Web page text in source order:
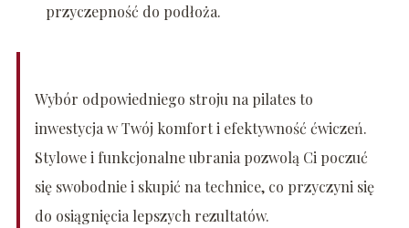
przyczepność do podłoża.
Wybór odpowiedniego stroju na pilates to
inwestycja w Twój komfort i efektywność ćwiczeń.
Stylowe i funkcjonalne ubrania pozwolą Ci poczuć
się swobodnie i skupić na technice, co przyczyni się
do osiągnięcia lepszych rezultatów.